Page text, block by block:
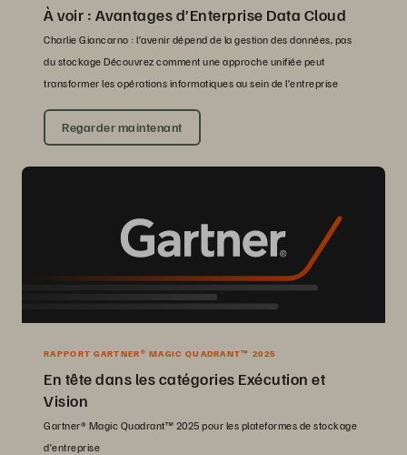
À voir : Avantages d’Enterprise Data Cloud
Charlie Giancarno : l’avenir dépend de la gestion des données, pas
du stockage Découvrez comment une approche unifiée peut
transformer les opérations informatiques au sein de l’entreprise
Regarder maintenant
RAPPORT GARTNER® MAGIC QUADRANT™ 2025
En tête dans les catégories Exécution et
Vision
Gartner® Magic Quadrant™ 2025 pour les plateformes de stockage
d’entreprise